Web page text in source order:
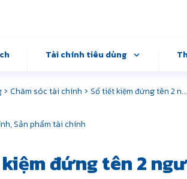
Tài chính tiêu dùng
› Chăm sóc tài chính › Sổ tiết kiệm đứng tên 2 n...
Sản phẩm tài chính
đứng tên 2